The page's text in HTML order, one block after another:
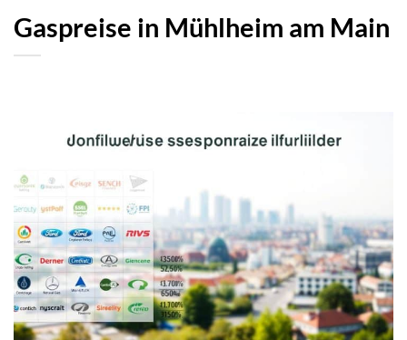
Gaspreise in Mühlheim am Main